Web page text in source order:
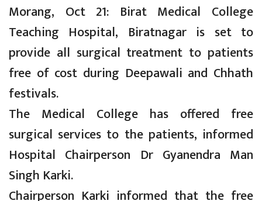
Morang, Oct 21: Birat Medical College
Teaching Hospital, Biratnagar is set to
provide all surgical treatment to patients
free of cost during Deepawali and Chhath
festivals.
The Medical College has offered free
surgical services to the patients, informed
Hospital Chairperson Dr Gyanendra Man
Singh Karki.
Chairperson Karki informed that the free